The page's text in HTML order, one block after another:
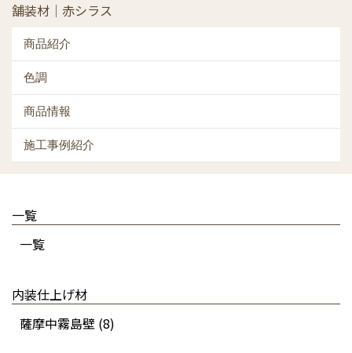
舗装材｜赤シラス
商品紹介
色調
商品情報
施工事例紹介
一覧
一覧
内装仕上げ材
薩摩中霧島壁 (8)